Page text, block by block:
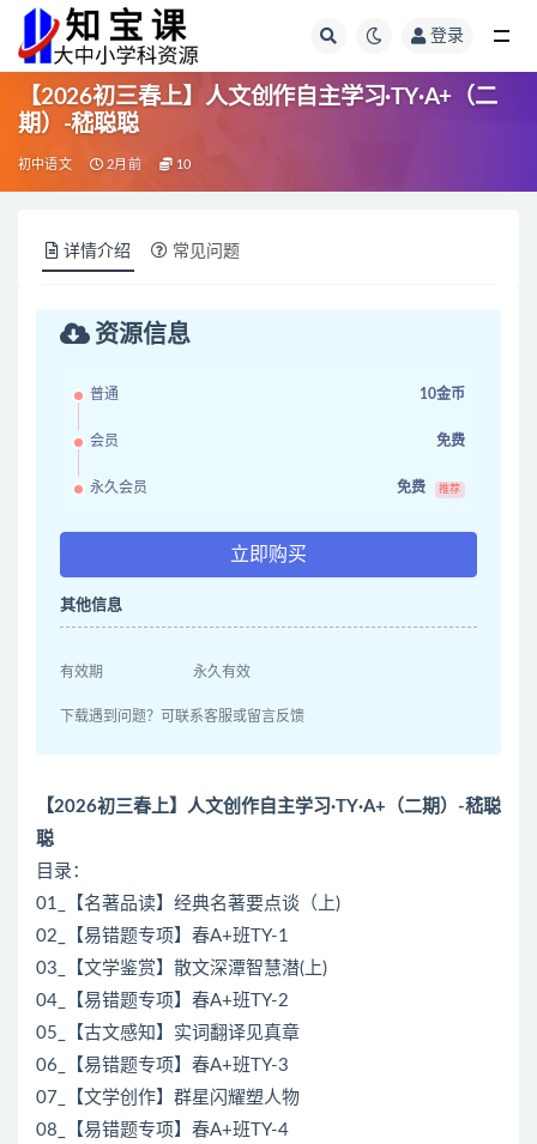
登录
【2026初三春上】人文创作自主学习·TY·A+（二
期）-嵇聪聪
初中语文 2月前 10
详情介绍 常见问题
资源信息
普通 10金币
会员 免费
永久会员 免费 推荐
立即购买
其他信息
有效期 永久有效
下载遇到问题？可联系客服或留言反馈
【2026初三春上】人文创作自主学习·TY·A+（二期）-嵇聪
聪
目录：
01_【名著品读】经典名著要点谈（上)
02_【易错题专项】春A+班TY-1
03_【文学鉴赏】散文深潭智慧潜(上)
04_【易错题专项】春A+班TY-2
05_【古文感知】实词翻译见真章
06_【易错题专项】春A+班TY-3
07_【文学创作】群星闪耀塑人物
08_【易错题专项】春A+班TY-4
全部